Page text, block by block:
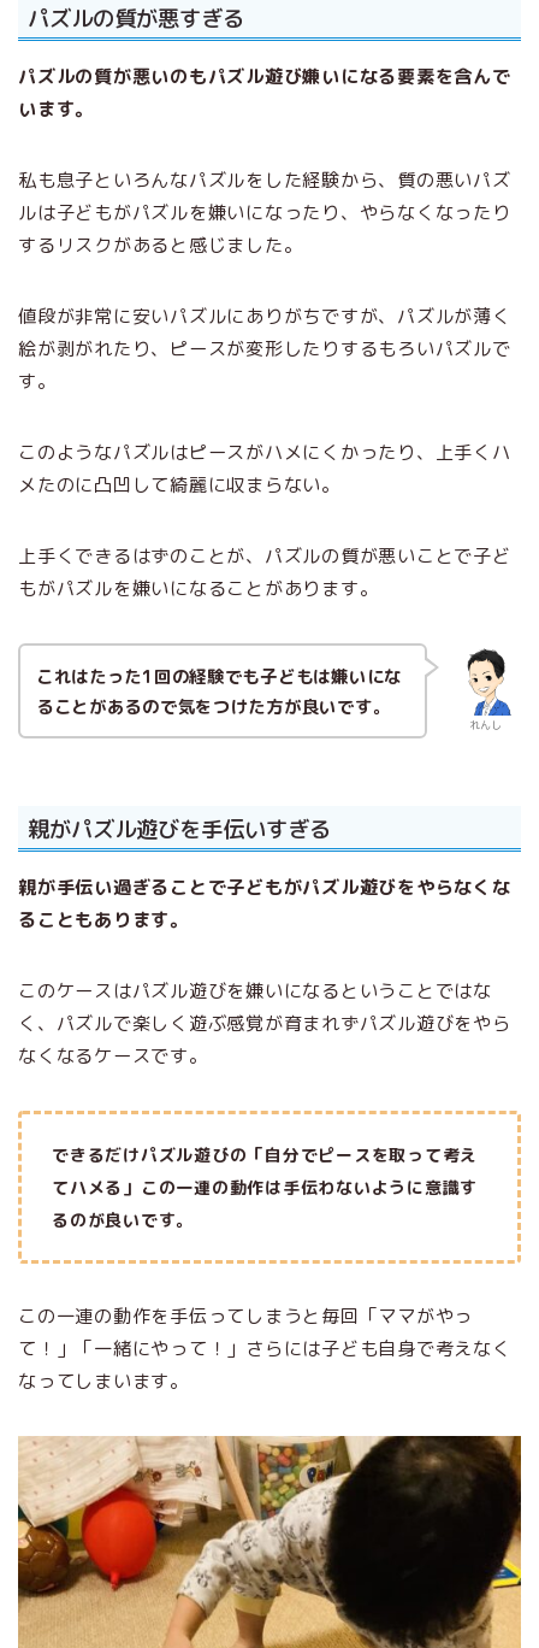
パズルの質が悪すぎる
パズルの質が悪いのもパズル遊び嫌いになる要素を含んで
います。
私も息子といろんなパズルをした経験から、質の悪いパズ
ルは子どもがパズルを嫌いになったり、やらなくなったり
するリスクがあると感じました。
値段が非常に安いパズルにありがちですが、パズルが薄く
絵が剥がれたり、ピースが変形したりするもろいパズルで
す。
このようなパズルはピースがハメにくかったり、上手くハ
メたのに凸凹して綺麗に収まらない。
上手くできるはずのことが、パズルの質が悪いことで子ど
もがパズルを嫌いになることがあります。
れんし
これはたった1回の経験でも子どもは嫌いにな
ることがあるので気をつけた方が良いです。
親がパズル遊びを手伝いすぎる
親が手伝い過ぎることで子どもがパズル遊びをやらなくな
ることもあります。
このケースはパズル遊びを嫌いになるということではな
く、パズルで楽しく遊ぶ感覚が育まれずパズル遊びをやら
なくなるケースです。
できるだけパズル遊びの「自分でピースを取って考え
てハメる」この一連の動作は手伝わないように意識す
るのが良いです。
この一連の動作を手伝ってしまうと毎回「ママがやっ
て！」「一緒にやって！」さらには子ども自身で考えなく
なってしまいます。